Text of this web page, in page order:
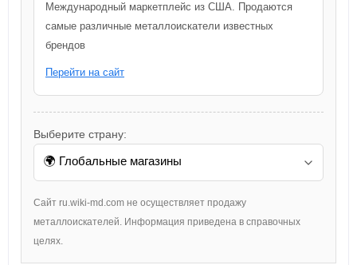
Международный маркетплейс из США. Продаются
самые различные металлоискатели известных
брендов
Перейти на сайт
Выберите страну:
Сайт ru.wiki-md.com не осуществляет продажу
металлоискателей. Информация приведена в справочных
целях.